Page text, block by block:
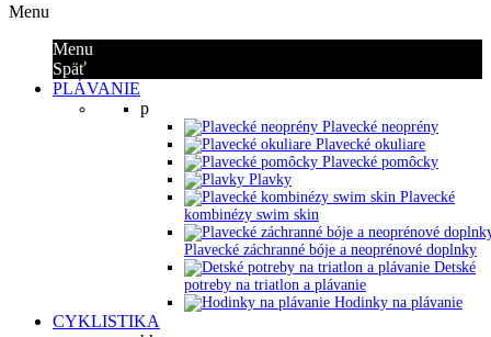
Menu
Menu
Späť
PLÁVANIE
p
Plavecké neoprény
Plavecké okuliare
Plavecké pomôcky
Plavky
Plavecké
kombinézy swim skin
Plavecké záchranné bóje a neoprénové doplnky
Detské
potreby na triatlon a plávanie
Hodinky na plávanie
CYKLISTIKA